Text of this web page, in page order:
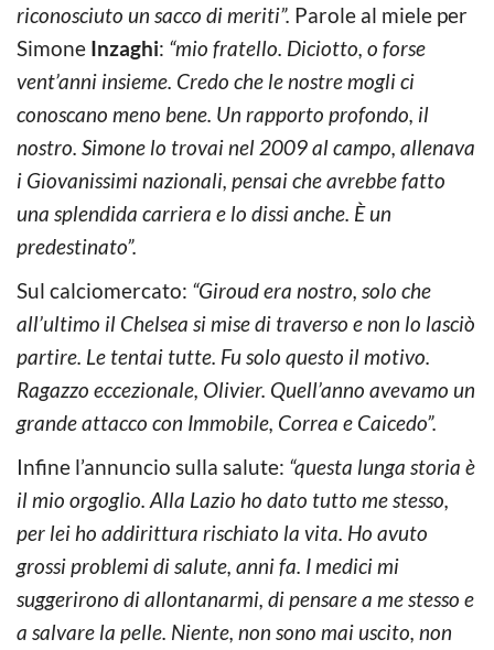
riconosciuto un sacco di meriti”. Parole al miele per
Simone Inzaghi: “mio fratello. Diciotto, o forse
vent’anni insieme. Credo che le nostre mogli ci
conoscano meno bene. Un rapporto profondo, il
nostro. Simone lo trovai nel 2009 al campo, allenava
i Giovanissimi nazionali, pensai che avrebbe fatto
una splendida carriera e lo dissi anche. È un
predestinato”.
Sul calciomercato: “Giroud era nostro, solo che
all’ultimo il Chelsea si mise di traverso e non lo lasciò
partire. Le tentai tutte. Fu solo questo il motivo.
Ragazzo eccezionale, Olivier. Quell’anno avevamo un
grande attacco con Immobile, Correa e Caicedo”.
Infine l’annuncio sulla salute: “questa lunga storia è
il mio orgoglio. Alla Lazio ho dato tutto me stesso,
per lei ho addirittura rischiato la vita. Ho avuto
grossi problemi di salute, anni fa. I medici mi
suggerirono di allontanarmi, di pensare a me stesso e
a salvare la pelle. Niente, non sono mai uscito, non